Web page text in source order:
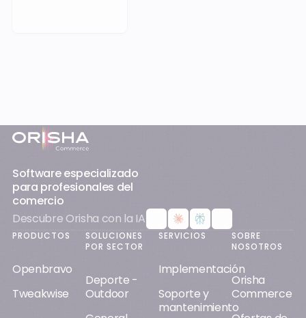
Pie de página
Software especializado
para profesionales del
comercio
Descubre Orisha con la IA
PRODUCTOS
Openbravo
Tweakwise
SOLUCIONES
POR SECTOR
Deporte -
Outdoor
SERVICIOS
Implementación
Soporte y
mantenimiento
SOBRE
NOSOTROS
Orisha
Commerce